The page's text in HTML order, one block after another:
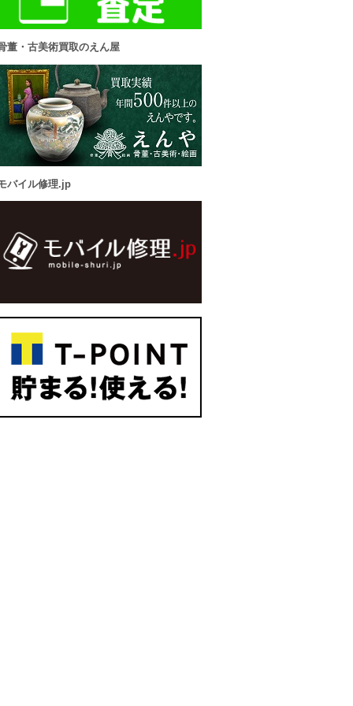
董・古美術買取のえん屋
バイル修理.jp